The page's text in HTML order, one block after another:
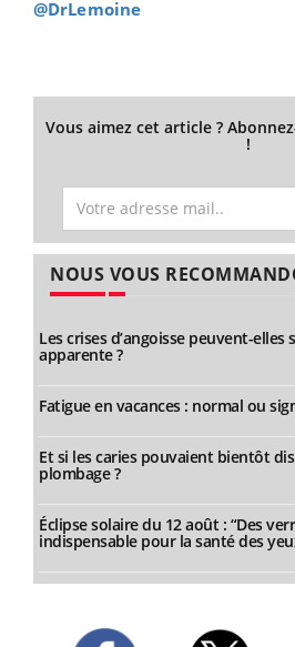
@DrLemoine
Vous aimez cet article ?
!
NOUS VOUS
Les crises d’angoisse peuvent-
apparente ?
Fatigue en vacances : normal ou
Et si les caries pouvaient bientôt
plombage ?
Éclipse solaire du 12 août : “Des
indispensable pour la santé des